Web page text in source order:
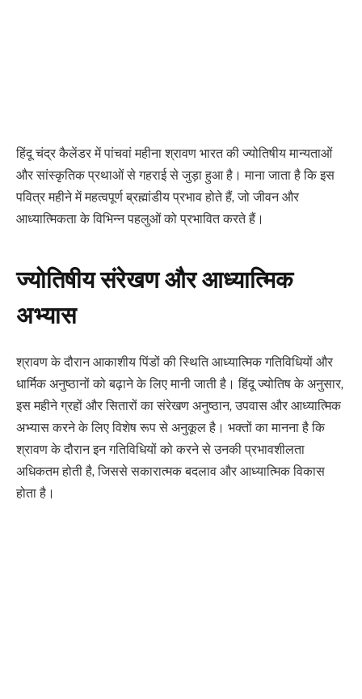
हिंदू चंद्र कैलेंडर में पांचवां महीना श्रावण भारत की ज्योतिषीय मान्यताओं
और सांस्कृतिक प्रथाओं से गहराई से जुड़ा हुआ है। माना जाता है कि इस
पवित्र महीने में महत्वपूर्ण ब्रह्मांडीय प्रभाव होते हैं, जो जीवन और
आध्यात्मिकता के विभिन्न पहलुओं को प्रभावित करते हैं।
ज्योतिषीय संरेखण और आध्यात्मिक
अभ्यास
श्रावण के दौरान आकाशीय पिंडों की स्थिति आध्यात्मिक गतिविधियों और
धार्मिक अनुष्ठानों को बढ़ाने के लिए मानी जाती है। हिंदू ज्योतिष के अनुसार,
इस महीने ग्रहों और सितारों का संरेखण अनुष्ठान, उपवास और आध्यात्मिक
अभ्यास करने के लिए विशेष रूप से अनुकूल है। भक्तों का मानना ​​है कि
श्रावण के दौरान इन गतिविधियों को करने से उनकी प्रभावशीलता
अधिकतम होती है, जिससे सकारात्मक बदलाव और आध्यात्मिक विकास
होता है।